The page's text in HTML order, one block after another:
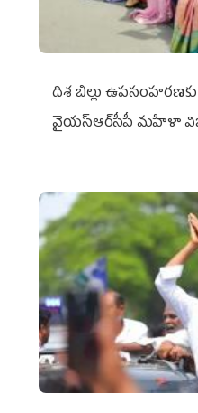
దిశ బిల్లు
వైయ‌స్ఆర్‌సీపీ మహిళా